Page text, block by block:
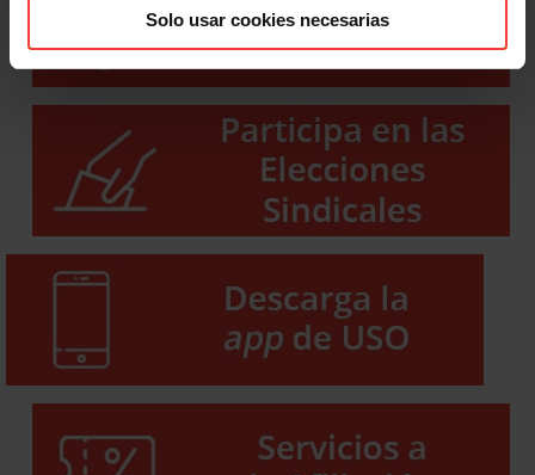
Solo usar cookies necesarias